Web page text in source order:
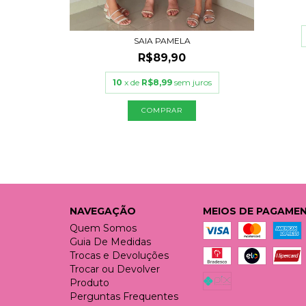
SAIA PAMELA
R$89,90
10 x de R$8,99 sem juros
COMPRAR
NAVEGAÇÃO
Quem Somos
Guia De Medidas
Trocas e Devoluções
Trocar ou Devolver
Produto
Perguntas Frequentes
MEIOS DE